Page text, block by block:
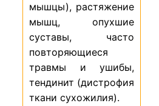
мышцы), растяжение
мышц, опухшие
суставы, часто
повторяющиеся
травмы и ушибы,
тендинит (дистрофия
ткани сухожилия).